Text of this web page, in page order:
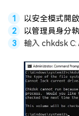
以安全模式開啟
以管理員身分
輸入 chkdsk